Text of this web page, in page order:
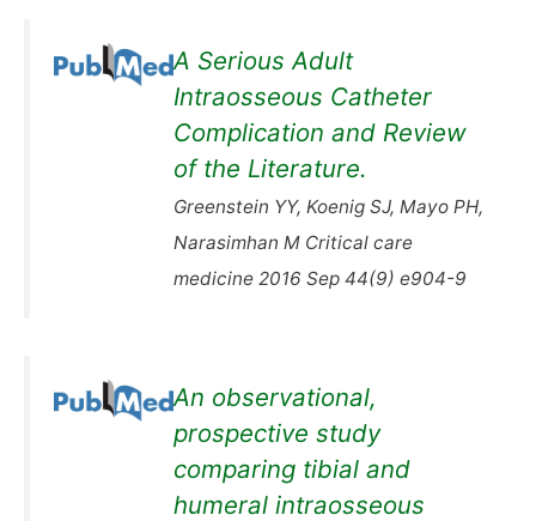
A Serious Adult
Intraosseous Catheter
Complication and Review
of the Literature.
Greenstein YY, Koenig SJ, Mayo PH,
Narasimhan M Critical care
medicine 2016 Sep 44(9) e904-9
An observational,
prospective study
comparing tibial and
humeral intraosseous